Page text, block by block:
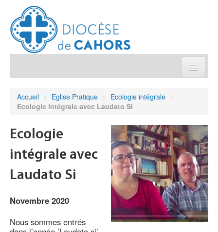
Sanctuaires & Pélerinages
Accueil > Eglise Pratique > Ecologie intégrale >
Ecologie intégrale avec Laudato Si
Ecologie
intégrale avec
Laudato Si
Novembre 2020
Nous sommes entrés